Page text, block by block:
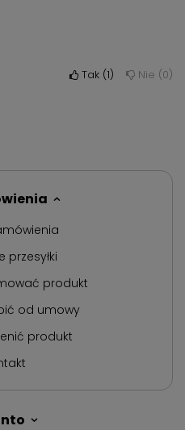
Tak 1 Nie 0
przesyłki
produkt
od umowy
produkt